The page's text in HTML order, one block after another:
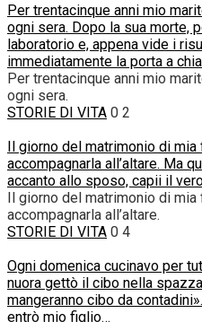
Per trentacinque anni mio
ogni sera. Dopo la sua morte,
laboratorio e, appena vide i
immediatamente la porta a
Per trentacinque anni mio
ogni sera.
STORIE DI VITA 0 2
Il giorno del matrimonio di
accompagnarla all’altare. Ma
accanto allo sposo, capii il
Il giorno del matrimonio di
accompagnarla all’altare.
STORIE DI VITA 0 4
Ogni domenica cucinavo per
nuora gettò il cibo nella
mangeranno cibo da
entrò mio figlio…